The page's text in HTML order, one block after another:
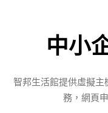
中小
智邦生活館提供虛擬
務，網頁